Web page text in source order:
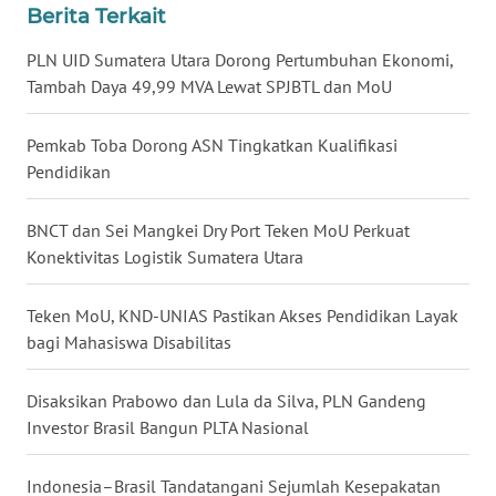
Berita Terkait
PLN UID Sumatera Utara Dorong Pertumbuhan Ekonomi,
Tambah Daya 49,99 MVA Lewat SPJBTL dan MoU
Pemkab Toba Dorong ASN Tingkatkan Kualifikasi
Pendidikan
BNCT dan Sei Mangkei Dry Port Teken MoU Perkuat
Konektivitas Logistik Sumatera Utara
Teken MoU, KND-UNIAS Pastikan Akses Pendidikan Layak
bagi Mahasiswa Disabilitas
Disaksikan Prabowo dan Lula da Silva, PLN Gandeng
Investor Brasil Bangun PLTA Nasional
Indonesia–Brasil Tandatangani Sejumlah Kesepakatan
NUSANTARA
JOGJA
JATIM
WN
BALI
WN
KALBAR
WN
KALTENG